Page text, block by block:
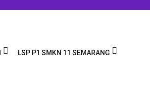
LSP P1 SMKN 11 SEMARANG